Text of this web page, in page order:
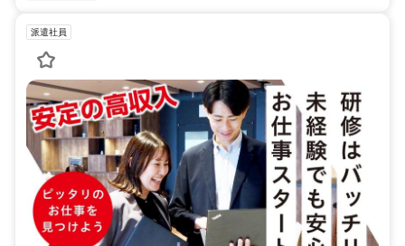
派遣社員